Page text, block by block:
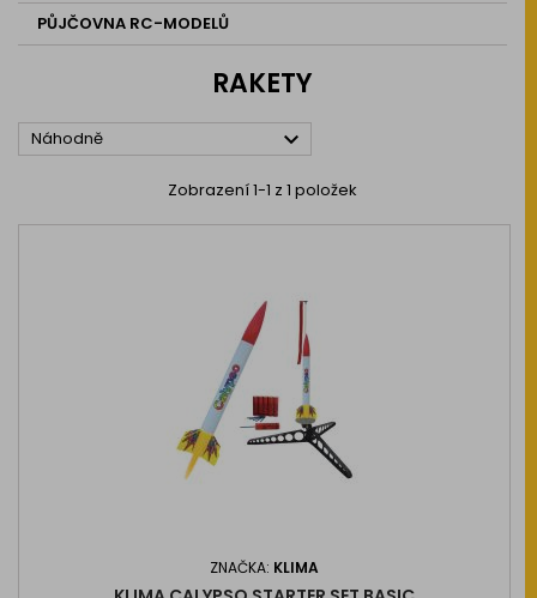
PŮJČOVNA RC-MODELŮ
RAKETY
Náhodně 
Zobrazení 1-1 z 1 položek
ZNAČKA: KLIMA